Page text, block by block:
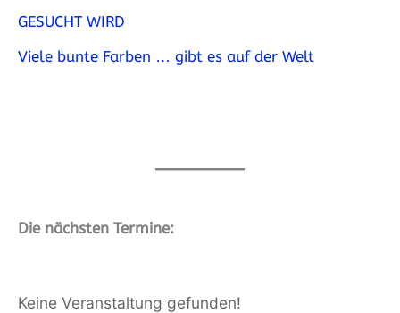
GESUCHT WIRD
Viele bunte Farben … gibt es auf der Welt
Die nächsten Termine:
Keine Veranstaltung gefunden!